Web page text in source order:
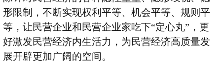
形限制，不断实现权利平等、机会平等、规则平
等，让民营企业和民营企业家吃下“定心丸” ，更
好激发民营经济内生活力，为民营经济高质量发
展开辟更加广阔的空间。